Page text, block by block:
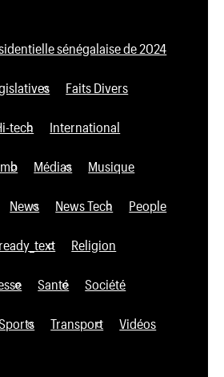
sénégalaise de 2024
Faits Divers
tech International
Médias Musique
News News Tech People
ready_text Religion
Santé Société
Transport Vidéos